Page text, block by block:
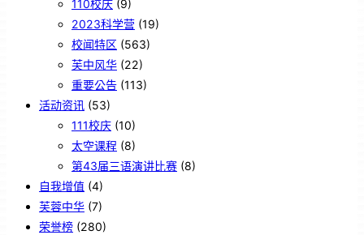
110校庆 (9)
2023科学营 (19)
校闻特区 (563)
芙中风华 (22)
重要公告 (113)
活动资讯 (53)
111校庆 (10)
太空课程 (8)
第43届三语演讲比赛 (8)
自我增值 (4)
芙蓉中华 (7)
荣誉榜 (280)